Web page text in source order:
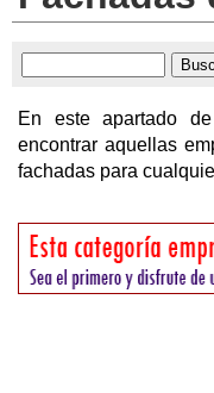
En este apartado
encontrar aquellas
fachadas para